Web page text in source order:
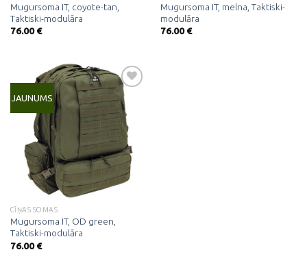
Mugursoma IT, coyote-tan,
Taktiski-modulāra
76.00€
Mugursoma IT, melna, Taktiski-
modulāra
76.00€
JAUNUMS
Pievienot
vēlmju
sarakstam
CĪŅAS SOMAS
Mugursoma IT, OD green,
Taktiski-modulāra
76.00€